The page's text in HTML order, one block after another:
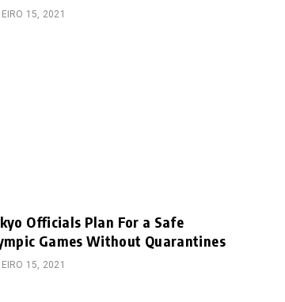
15, 2021
Officials Plan For a Safe
Games Without Quarantines
15, 2021